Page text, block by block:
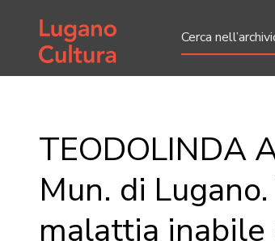
Home page
TEODOLINDA
Mun. di
malattia inabile